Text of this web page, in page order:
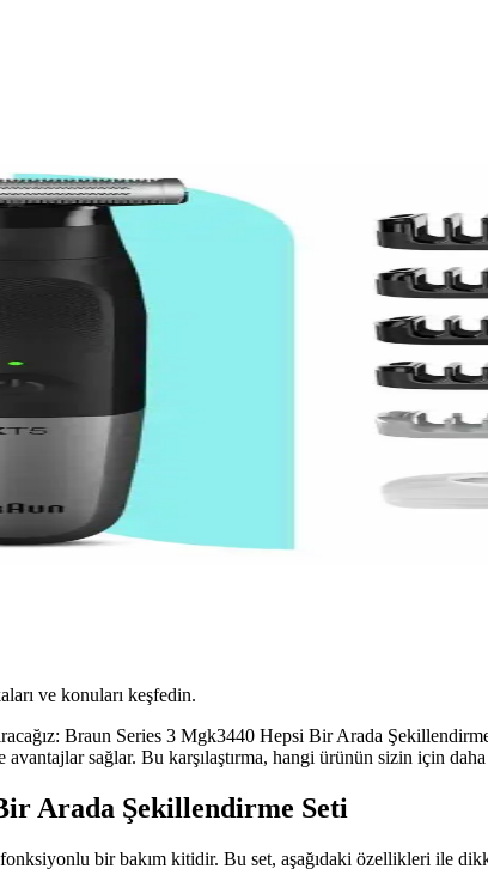
ve konuları keşfedin.
Braun Series 3 Mgk3440 Hepsi Bir Arada
sağlar. Bu karşılaştırma, hangi ürünün sizin için
Arada Şekillendirme Seti
bir bakım kitidir. Bu set, aşağıdaki özellikleri ile